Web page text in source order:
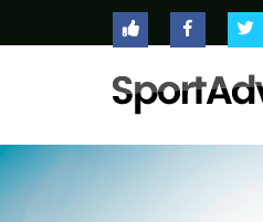
ACCUEIL
CONSEILS